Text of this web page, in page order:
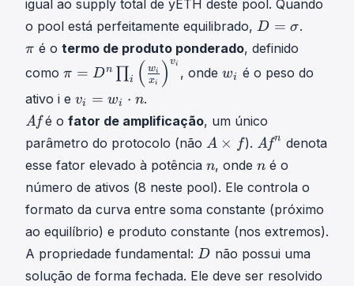
igual ao supply total de yETH deste pool. Quando
o pool está perfeitamente equilibrado, D
=
D
\
i
g
m
a
D = σ.
π
p
i
π é o termo de produto ponderado, definido
como π
D
n
∏
i
w
i
x
i
π = Dn ∏i ( xi
wi ) vi
, ondew
_
i
wi
é o peso do
ativo i e v
i
w
i
⋅
n
v
_
i
=
vi = wi ⋅ n.
A
f
\
m
a
t
h
i
t
{
Afé o fator de amplificação, um único
parâmetro do protocolo (não A
×
A
\
t
i
m
A × f). A
f
n
\
m
a
Af n denota
esse fator elevado à potência n
n
n, onde n
n
n é o
número de ativos (8 neste pool). Ele controla o
formato da curva entre soma constante (próximo
ao equilíbrio) e produto constante (nos extremos).
A propriedade fundamental: D
D
D não possui uma
solução de forma fechada. Ele deve ser resolvido